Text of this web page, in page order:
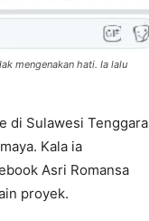
mengenakan hati. Ia lalu
di Sulawesi Tenggara
Kala ia
Asri Romansa
proyek.